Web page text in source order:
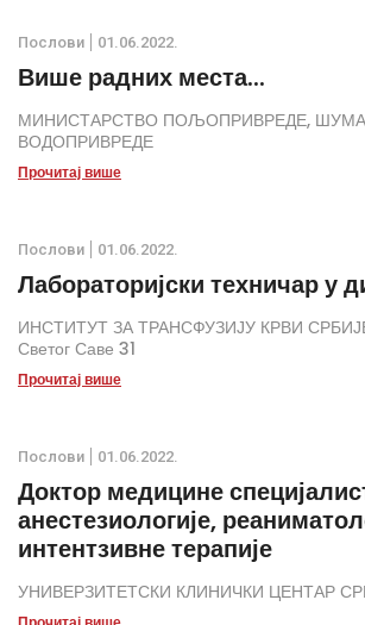
Послови 01.06.2022.
Више радних места...
МИНИСТАРСТВО ПОЉОПРИВРЕДЕ,
ВОДОПРИВРЕДЕ
Прочитај више
Послови 01.06.2022.
Лабораторијски техничар у
ИНСТИТУТ ЗА ТРАНСФУЗИЈУ КРВИ СРБИЈЕ
Светог Саве 31
Прочитај више
Послови 01.06.2022.
Доктор медицине
анестезиологије,
интентзивне терапије
УНИВЕРЗИТЕТСКИ КЛИНИЧКИ ЦЕНТАР